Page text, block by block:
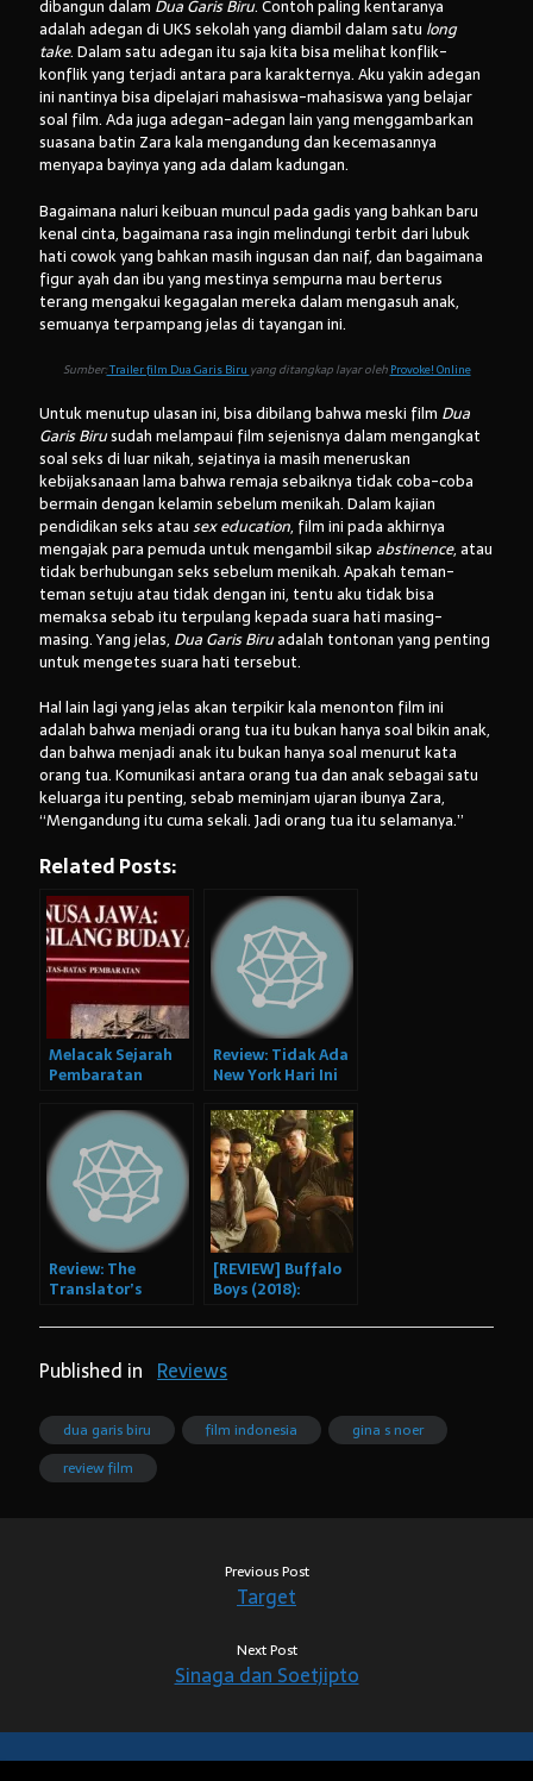
dibangun dalam Dua Garis Biru. Contoh paling kentaranya
adalah adegan di UKS sekolah yang diambil dalam satu long
take. Dalam satu adegan itu saja kita bisa melihat konflik-
konflik yang terjadi antara para karakternya. Aku yakin adegan
ini nantinya bisa dipelajari mahasiswa-mahasiswa yang belajar
soal film. Ada juga adegan-adegan lain yang menggambarkan
suasana batin Zara kala mengandung dan kecemasannya
menyapa bayinya yang ada dalam kadungan.
Bagaimana naluri keibuan muncul pada gadis yang bahkan baru
kenal cinta, bagaimana rasa ingin melindungi terbit dari lubuk
hati cowok yang bahkan masih ingusan dan naif, dan bagaimana
figur ayah dan ibu yang mestinya sempurna mau berterus
terang mengakui kegagalan mereka dalam mengasuh anak,
semuanya terpampang jelas di tayangan ini.
Sumber:Trailer film Dua Garis Biru yang ditangkap layar oleh Provoke! Online
Untuk menutup ulasan ini, bisa dibilang bahwa meski film Dua
Garis Birusudah melampaui film sejenisnya dalam mengangkat
soal seks di luar nikah, sejatinya ia masih meneruskan
kebijaksanaan lama bahwa remaja sebaiknya tidak coba-coba
bermain dengan kelamin sebelum menikah. Dalam kajian
pendidikan seks atausex education, film ini pada akhirnya
mengajak para pemuda untuk mengambil sikapabstinence, atau
tidak berhubungan seks sebelum menikah. Apakah teman-
teman setuju atau tidak dengan ini, tentu aku tidak bisa
memaksa sebab itu terpulang kepada suara hati masing-
masing. Yang jelas, Dua Garis Biruadalah tontonan yang penting
untuk mengetes suara hati tersebut.
Hal lain lagi yang jelas akan terpikir kala menonton film ini
adalah bahwa menjadi orang tua itu bukan hanya soal bikin anak,
dan bahwa menjadi anak itu bukan hanya soal menurut kata
orang tua. Komunikasi antara orang tua dan anak sebagai satu
keluarga itu penting, sebab meminjam ujaran ibunya Zara,
“Mengandung itu cuma sekali. Jadi orang tua itu selamanya.”
Related Posts:
Melacak Sejarah
Pembaratan
Resensi
Review: Tidak Ada
New York Hari Ini
Review: The
Translator’s
History of
[REVIEW] Buffalo
Boys (2018):
It?
Published in Reviews
dua garis biru film indonesia
gina s noer
review film
Previous Post
Target
Next Post
Sinaga dan Soetjipto